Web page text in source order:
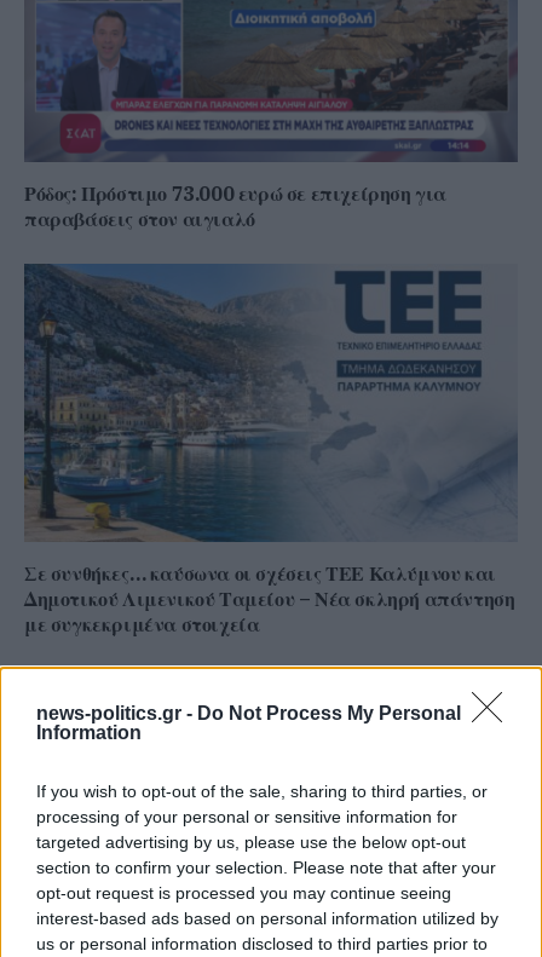
news-politics.gr - Do Not Process My Personal
Information
If you wish to opt-out of the sale, sharing to third parties, or
processing of your personal or sensitive information for
targeted advertising by us, please use the below opt-out
section to confirm your selection. Please note that after your
opt-out request is processed you may continue seeing
interest-based ads based on personal information utilized by
us or personal information disclosed to third parties prior to
Ρόδος: Πρόστιμο 73.000 ευρώ σε επιχείρηση για
παραβάσεις στον αιγιαλό
Σε συνθήκες… καύσωνα οι σχέσεις ΤΕΕ Καλύμνου και
Δημοτικού Λιμενικού Ταμείου – Νέα σκληρή απάντηση
με συγκεκριμένα στοιχεία